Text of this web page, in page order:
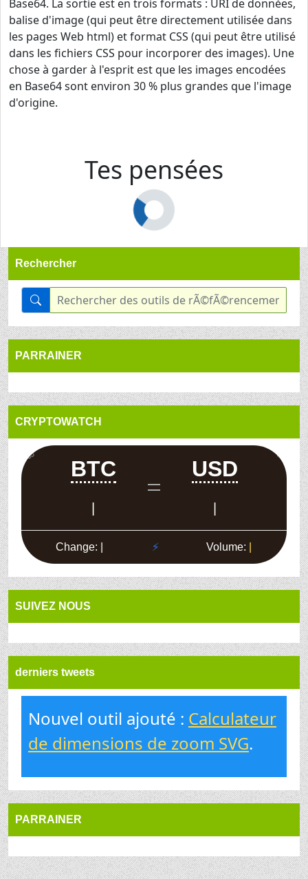
Base64. La sortie est en trois formats : URI de données,
balise d'image (qui peut être directement utilisée dans
les pages Web html) et format CSS (qui peut être utilisé
dans les fichiers CSS pour incorporer des images). Une
chose à garder à l'esprit est que les images encodées
en Base64 sont environ 30 % plus grandes que l'image
d'origine.
Tes pensées
Rechercher
PARRAINER
CRYPTOWATCH
SUIVEZ NOUS
derniers tweets
Nouvel outil ajouté : Calculateur
de dimensions de zoom SVG.
PARRAINER